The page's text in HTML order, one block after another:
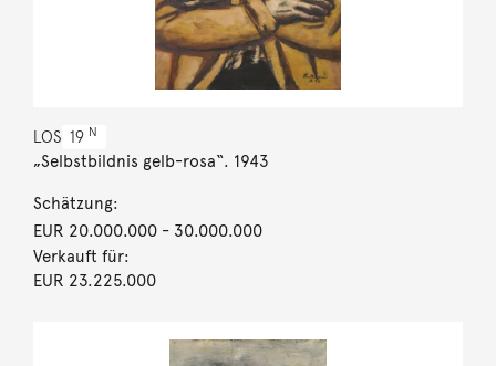
LOS 19 N
„Selbstbildnis gelb-rosa“. 1943
Schätzung:
EUR 20.000.000- 30.000.000
Verkauft für:
EUR 23.225.000